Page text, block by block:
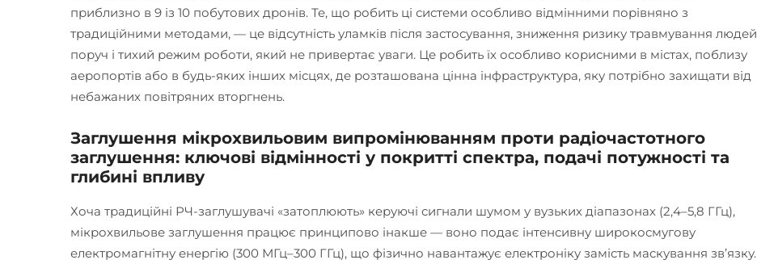
приблизно в 9 із 10 побутових дронів. Те, що робить ці системи особливо відмінними порівняно з
традиційними методами, — це відсутність уламків після застосування, зниження ризику травмування людей
поруч і тихий режим роботи, який не привертає уваги. Це робить їх особливо корисними в містах, поблизу
аеропортів або в будь-яких інших місцях, де розташована цінна інфраструктура, яку потрібно захищати від
небажаних повітряних вторгнень.
Заглушення мікрохвильовим випромінюванням проти радіочастотного
заглушення: ключові відмінності у покритті спектра, подачі потужності та
глибині впливу
Хоча традиційні РЧ-заглушувачі «затоплюють» керуючі сигнали шумом у вузьких діапазонах (2,4–5,8 ГГц),
мікрохвильове заглушення працює принципово інакше — воно подає інтенсивну широкосмугову
електромагнітну енергію (300 МГц–300 ГГц), що фізично навантажує електроніку замість маскування зв’язку.